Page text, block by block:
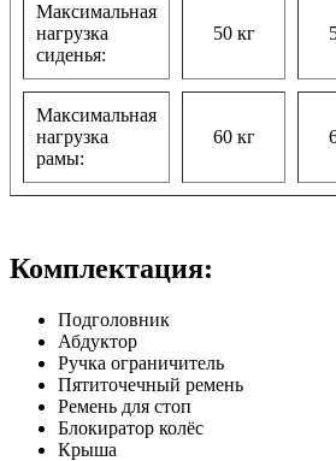
Максимальная
нагрузка
сиденья:
50 кг
Максимальная
нагрузка
рамы:
60 кг
Комплектация:
Подголовник
Абдуктор
Ручка ограничитель
Пятиточечный ремень
Ремень для стоп
Блокиратор колёс
Крыша